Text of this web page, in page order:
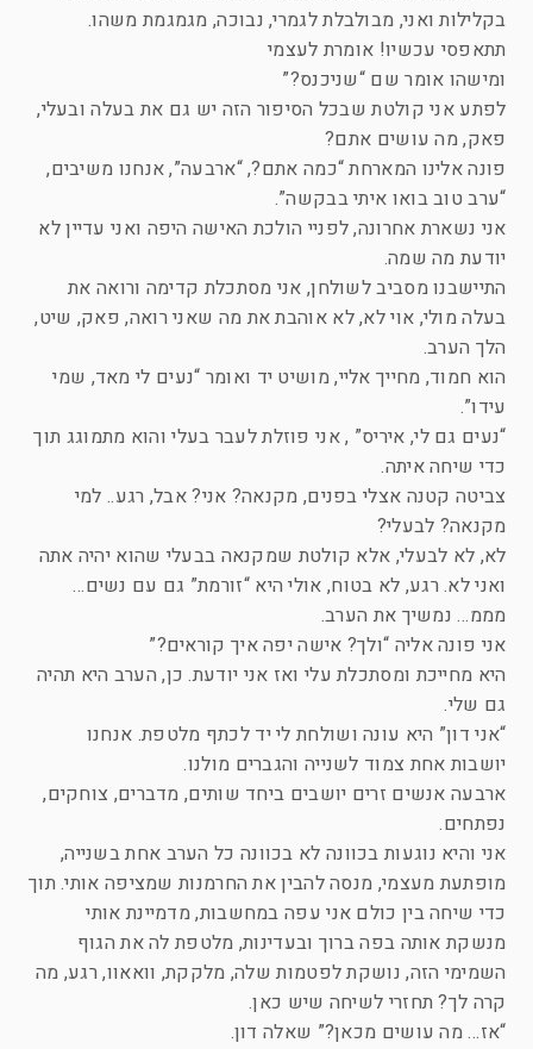
בקלילות ואני, מבולבלת לגמרי, נבוכה, מגמגמת משהו.
תתאפסי עכשיו! אומרת לעצמי
ומישהו אומר שם “שניכנס?”
לפתע אני קולטת שבכל הסיפור הזה יש גם את בעלה ובעלי,
פאק, מה עושים אתם?
פונה אלינו המארחת “כמה אתם?, “ארבעה”, אנחנו משיבים,
“ערב טוב בואו איתי בבקשה”.
אני נשארת אחרונה, לפניי הולכת האישה היפה ואני עדיין לא
יודעת מה שמה.
התיישבנו מסביב לשולחן, אני מסתכלת קדימה ורואה את
בעלה מולי, אוי לא, לא אוהבת את מה שאני רואה, פאק, שיט,
הלך הערב.
הוא חמוד, מחייך אליי, מושיט יד ואומר “נעים לי מאד, שמי
עידו”.
“נעים גם לי, איריס” , אני פוזלת לעבר בעלי והוא מתמוגג תוך
כדי שיחה איתה.
צביטה קטנה אצלי בפנים, מקנאה? אני? אבל, רגע.. למי
מקנאה? לבעלי?
לא, לא לבעלי, אלא קולטת שמקנאה בבעלי שהוא יהיה אתה
ואני לא. רגע, לא בטוח, אולי היא “זורמת” גם עם נשים…
מממ… נמשיך את הערב.
אני פונה אליה “ולך? אישה יפה איך קוראים?”
היא מחייכת ומסתכלת עלי ואז אני יודעת. כן, הערב היא תהיה
גם שלי.
“אני דון” היא עונה ושולחת לי יד לכתף מלטפת. אנחנו
יושבות אחת צמוד לשנייה והגברים מולנו.
ארבעה אנשים זרים יושבים ביחד שותים, מדברים, צוחקים,
נפתחים.
אני והיא נוגעות בכוונה לא בכוונה כל הערב אחת בשנייה,
מופתעת מעצמי, מנסה להבין את החרמנות שמציפה אותי. תוך
כדי שיחה בין כולם אני עפה במחשבות, מדמיינת אותי
מנשקת אותה בפה ברוך ובעדינות, מלטפת לה את הגוף
השמימי הזה, נושקת לפטמות שלה, מלקקת, וואאוו, רגע, מה
קרה לך? תחזרי לשיחה שיש כאן.
“אז… מה עושים מכאן?” שאלה דון.